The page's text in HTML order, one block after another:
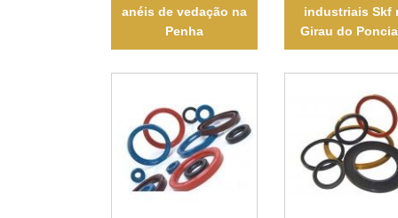
anéis de vedação na
Penha
industriais Skf
Girau do